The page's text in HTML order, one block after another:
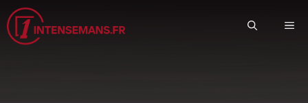
Aller
au
contenu